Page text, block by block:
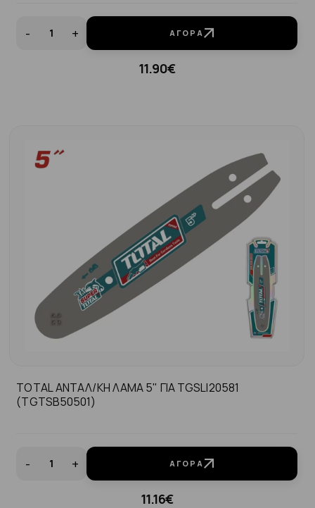
- + ΑΓΟΡΆ
11.90€
TOTAL ΑΝΤΑΛ/ΚΗ ΛΑΜΑ 5" ΓΙΑ TGSLI20581
(TGTSB50501)
- + ΑΓΟΡΆ
11.16€